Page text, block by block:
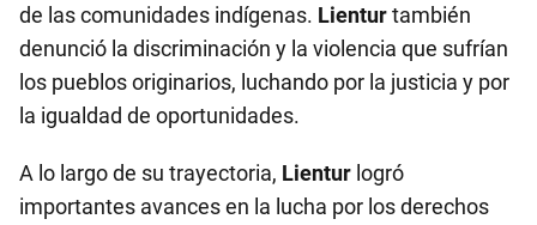
de las comunidades indígenas. Lienturtambién
denunció la discriminación y la violencia que sufrían
los pueblos originarios, luchando por la justicia y por
la igualdad de oportunidades.
A lo largo de su trayectoria, Lientur logró
importantes avances en la lucha por los derechos